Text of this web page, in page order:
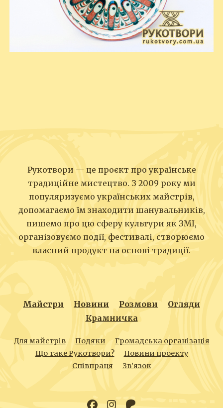
Рукотвори — це проєкт про українське
традиційне мистецтво. З 2009 року ми
популяризуємо українських майстрів,
допомагаємо їм знаходити шанувальників,
пишемо про цю сферу культури як ЗМІ,
організовуємо події, фестивалі, створюємо
власний продукт на основі традиції.
Майстри Новини Розмови
Огляди
Крамничка
Для майстрів Подяки
Громадська організація
Що таке Рукотвори?
Новини проекту
Співпраця
Зв’язок